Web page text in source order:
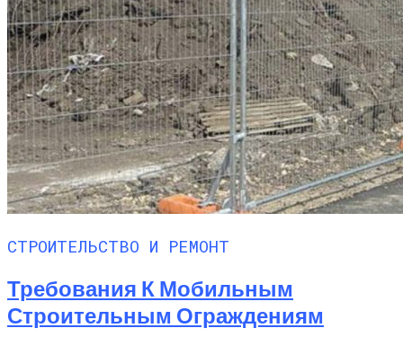
СТРОИТЕЛЬСТВО И РЕМОНТ
Требования К Мобильным
Строительным Ограждениям